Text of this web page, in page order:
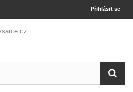
Přihlásit se